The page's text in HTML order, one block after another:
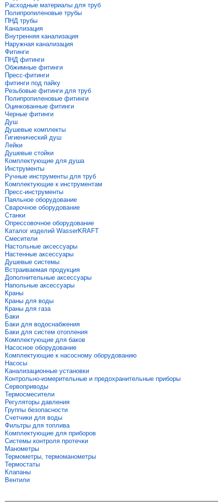
Расходные материалы для труб
Полипропиленовые трубы
ПНД трубы
Канализация
Внутренняя канализация
Наружная канализация
Фитинги
ПНД фитинги
Обжимные фитинги
Пресс-фитинги
фитинги под пайку
Резьбовые фитинги для труб
Полипропиленовые фитинги
Оцинкованные фитинги
Черные фитинги
Душ
Душевые комплекты
Гигиенический душ
Лейки
Душевые стойки
Комплектующие для душа
Инструменты
Ручные инструменты для труб
Комплектующие к инструментам
Пресс-инструменты
Паяльное оборудование
Сварочное оборудование
Станки
Опрессовочное оборудование
Каталог изделий WasserKRAFT
Смесители
Настольные аксессуары
Настенные аксессуары
Душевые системы
Встраиваемая продукция
Дополнительные аксессуары
Напольные аксессуары
Краны
Краны для воды
Краны для газа
Баки
Баки для водоснабжения
Баки для систем отопления
Комплектующие для баков
Насосное оборудование
Комплектующие к насосному оборудованию
Насосы
Канализационные установки
Контрольно-измерительные и предохранительные приборы
Сервоприводы
Термосмесители
Регуляторы давления
Группы безопасности
Счетчики для воды
Фильтры для топлива
Комплектующие для приборов
Системы контроля протечки
Манометры
Термометры, термоманометры
Термостаты
Клапаны
Вентили